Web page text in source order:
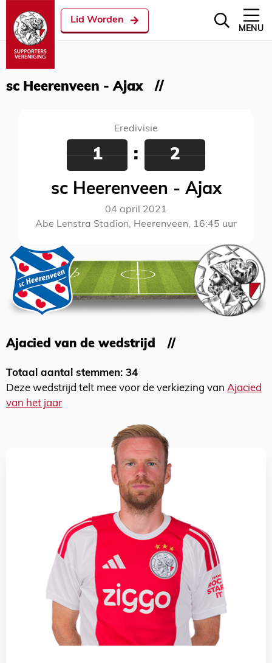
Lid Worden
MENU
sc Heerenveen - Ajax
Eredivisie
1 : 2
sc Heerenveen - Ajax
04 april 2021
Abe Lenstra Stadion, Heerenveen, 16:45 uur
Ajacied van de wedstrijd
Totaal aantal stemmen: 34
Deze wedstrijd telt mee voor de verkiezing van Ajacied
van het jaar